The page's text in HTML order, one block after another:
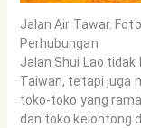
Jalan Air Tawar.
Perhubungan
Jalan Shui Lao
Taiwan, tetapi juga
toko-toko yang
dan toko kelontong